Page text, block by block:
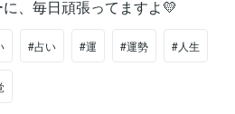
、毎日頑張ってますよ💛
#占い #運 #運勢 #人生